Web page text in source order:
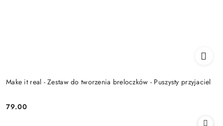
Make it real - Zestaw do tworzenia breloczków - Puszysty przyjaciel
Cena:
79.00